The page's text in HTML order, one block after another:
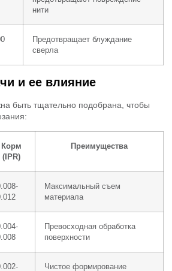
нити
Предотвращает блуждание
сверла
и ее влияние
быть тщательно подобрана, чтобы
Корм
(IPR)
Преимущества
Максимальный съем
материала
Превосходная обработка
поверхности
Чистое формирование